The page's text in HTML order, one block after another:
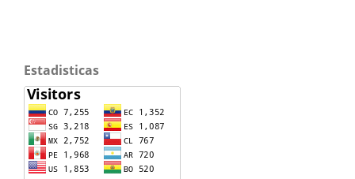
Estadisticas